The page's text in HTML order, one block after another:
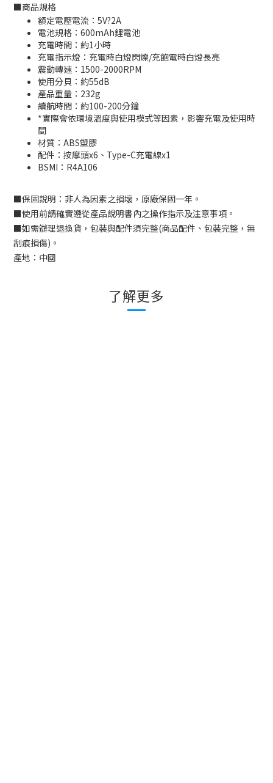
■商品規格
額定電壓電流：5V?2A
電池規格：600mAh鋰電池
充電時間：約1小時
充電指示燈：充電時白燈閃爍/充飽電時白燈長亮
震動轉速：1500-2000RPM
使用分貝：約55dB
產品重量：232g
續航時間：約100-200分鐘
*實際會依環境溫度與使用模式等因素，影響充電及使用時
間
材質：ABS塑膠
配件：按摩頭x6、Type-C充電線x1
BSMI： R4A106
■保固說明：非人為因素之損壞，原廠保固一年。
■使用前請確實遵從產品說明書內之操作指示及注意事項。
■如需辦理退換貨，包裝與配件須完整(商品配件、包裝完整，無
刮痕損傷) 。
產地：中國
了解更多